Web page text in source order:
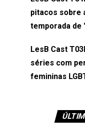
Naiady Machado
pitacos sobre
temporada de
LesB Cast
séries com
femininas